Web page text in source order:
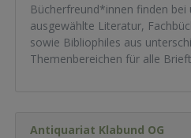
Bücherfreund*innen finden bei
ausgewählte Literatur,
sowie Bibliophiles aus
Themenbereichen für alle
Antiquariat Klabund OG